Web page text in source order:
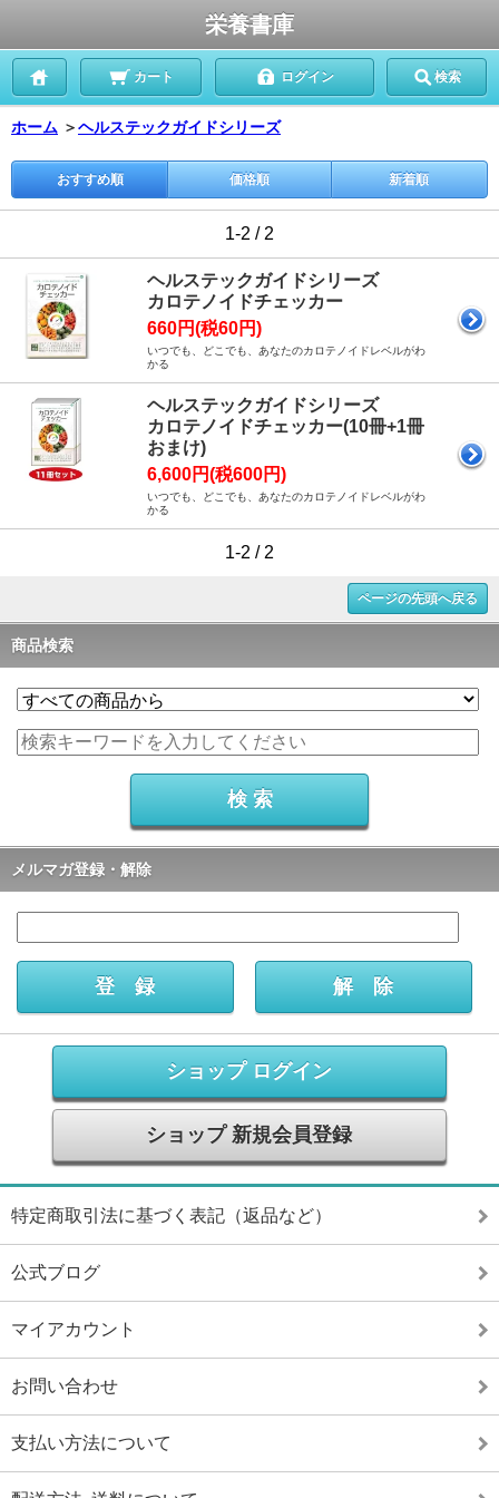
栄養書庫
カート ログイン 検索
ホーム ＞ヘルステックガイドシリーズ
おすすめ順 価格順 新着順
1-2 / 2
ヘルステックガイドシリーズ
カロテノイドチェッカー
660円(税60円)
いつでも、どこでも、あなたのカロテノイドレベルがわ
かる
ヘルステックガイドシリーズ
カロテノイドチェッカー(10冊+1冊
おまけ)
6,600円(税600円)
いつでも、どこでも、あなたのカロテノイドレベルがわ
かる
1-2 / 2
ページの先頭へ戻る
商品検索
メルマガ登録・解除
ショップ ログイン
ショップ 新規会員登録
特定商取引法に基づく表記（返品など）
公式ブログ
マイアカウント
お問い合わせ
支払い方法について